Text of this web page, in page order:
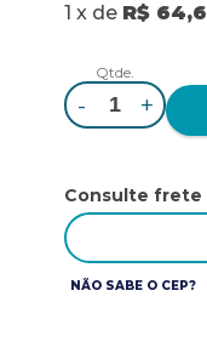
1 x de R$
Qtde.
- +
Consulte frete
NÃO SABE O CEP?